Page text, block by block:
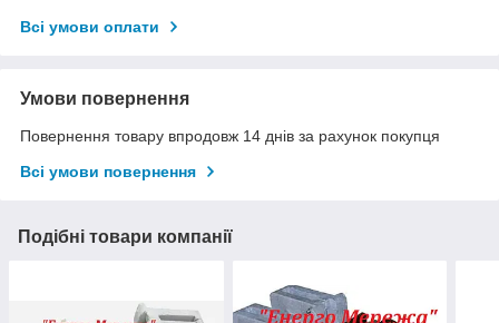
Всі умови оплати
Умови повернення
Повернення товару впродовж 14 днів за рахунок покупця
Всі умови повернення
Подібні товари компанії